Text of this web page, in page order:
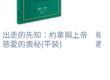
出走的先知：約拿與上帝
慈愛的奧秘(平裝)
每
週)